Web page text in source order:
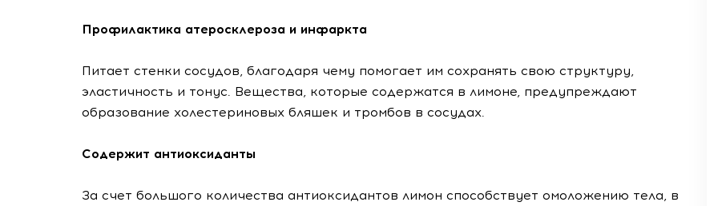
Профилактика атеросклероза и инфаркта
Питает стенки сосудов, благодаря чему помогает им сохранять свою структуру,
эластичность и тонус. Вещества, которые содержатся в лимоне, предупреждают
образование холестериновых бляшек и тромбов в сосудах.
Содержит антиоксиданты
За счет большого количества антиоксидантов лимон способствует омоложению тела, в